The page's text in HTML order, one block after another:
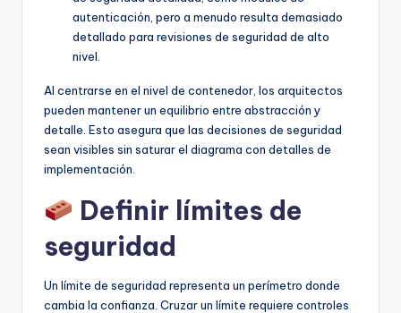
autenticación, pero a menudo resulta demasiado
detallado para revisiones de seguridad de alto
nivel.
Al centrarse en el nivel de contenedor, los arquitectos
pueden mantener un equilibrio entre abstracción y
detalle. Esto asegura que las decisiones de seguridad
sean visibles sin saturar el diagrama con detalles de
implementación.
Definir límites de
seguridad
Un límite de seguridad representa un perímetro donde
cambia la confianza. Cruzar un límite requiere controles